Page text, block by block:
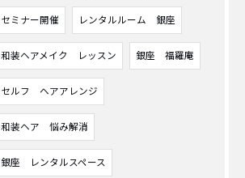
セミナー開催 レンタルルーム 銀座
和装ヘアメイク レッスン 銀座 福羅庵
セルフ ヘアアレンジ
和装ヘア 悩み解消
銀座 レンタルスペース